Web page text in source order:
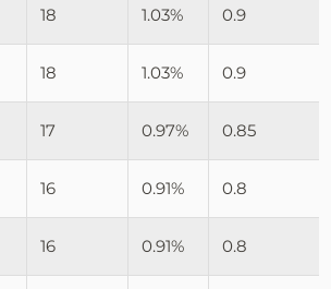
18 1.03% 0.9
18 1.03% 0.9
17 0.97% 0.85
16 0.91% 0.8
16 0.91% 0.8